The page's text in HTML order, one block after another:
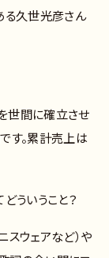
る久世光彦さん
を世間に確立させ
す。累計売上は
ういうこと？
スウェアなど）や